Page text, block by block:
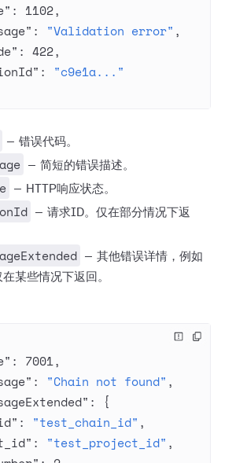
: 1102,
: "Validation error" ,
: 422,
: "c9e1a..."
— 错误代码。
— 简短的错误描述。
— HTTP响应状态。
— 请求ID。仅在部分情况下返
— 其他错误详情，例如
某些情况下返回。
: 7001,
: "Chain not found" ,
: {
: "test_chain_id" ,
: "test_project_id" ,